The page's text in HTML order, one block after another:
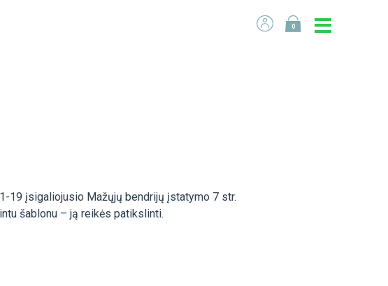
0
19 įsigaliojusio Mažųjų bendrijų įstatymo 7 str.
šablonu – ją reikės patikslinti.